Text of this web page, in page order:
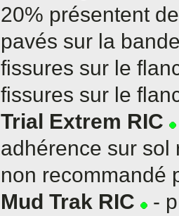
20% présentent
pavés sur la
fissures sur le
fissures sur le
Trial Extrem RIC
adhérence sur sol
non recommandé
Mud Trak RIC
-